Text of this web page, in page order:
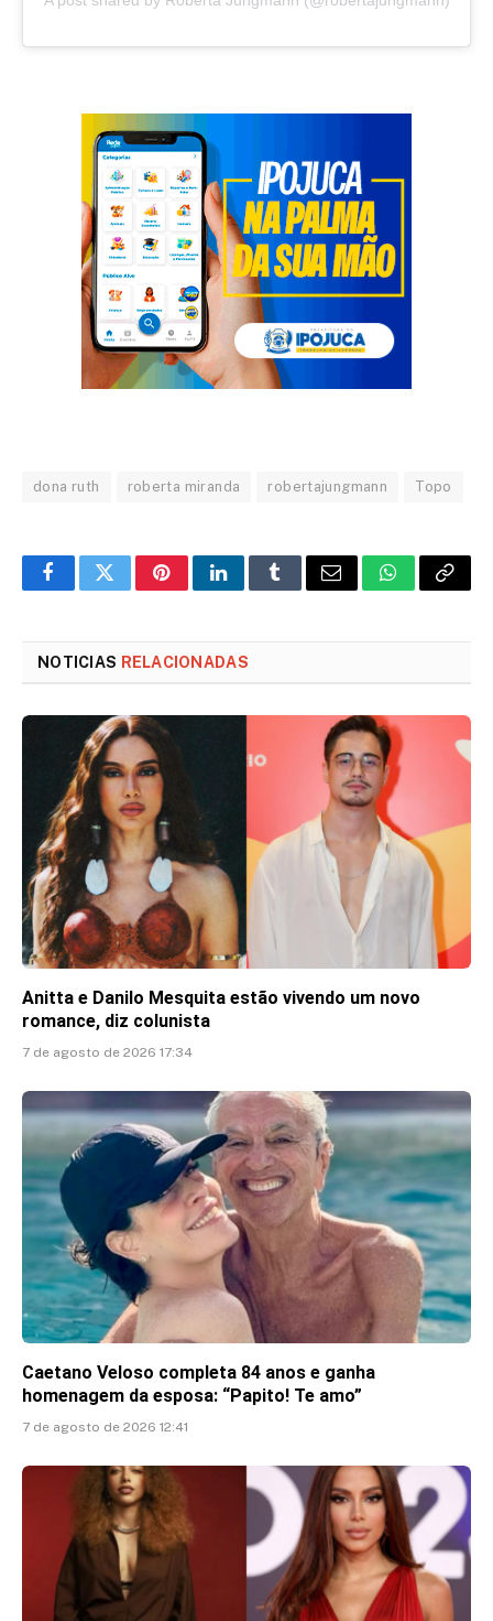
dona ruth roberta miranda robertajungmann Topo
FacebookTwitterPinterestLinkedInTumblrEmail WhatsApp
Copy
NOTICIAS RELACIONADAS
Anitta e Danilo Mesquita estão vivendo um novo
romance, diz colunista
7 de agosto de 2026 17:34
Caetano Veloso completa 84 anos e ganha
homenagem da esposa: “Papito! Te amo”
7 de agosto de 2026 12:41